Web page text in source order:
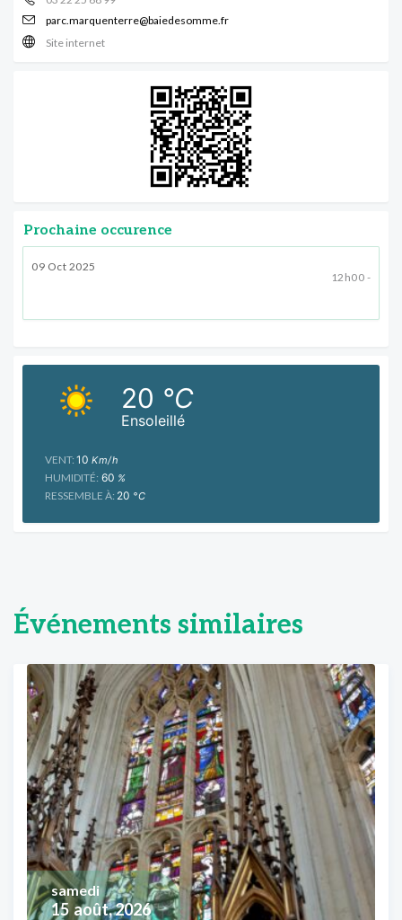
parc.marquenterre@baiedesomme.fr
Site internet
Prochaine occurence
09 Oct 2025
12h00 -
Ensoleillé
20 °C
VENT: 10 Km/h
HUMIDITÉ: 60 %
RESSEMBLE À: 20 °C
Événements similaires
15 août, 2026
samedi